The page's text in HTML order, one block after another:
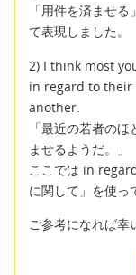
「用件を済ませ
て表現しました。
2) I think most
in regard to their
another.
「最近の若者の
ませるようだ。」
ここでは in
に関して」を使っ
ご参考になれば幸